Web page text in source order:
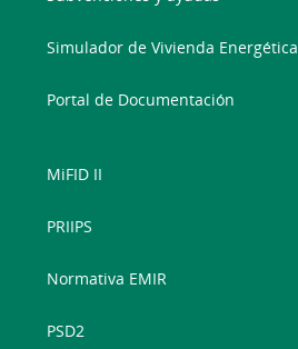
Simulador de Vivienda Energética
Portal de Documentación
MiFID II
PRIIPS
Normativa EMIR
PSD2